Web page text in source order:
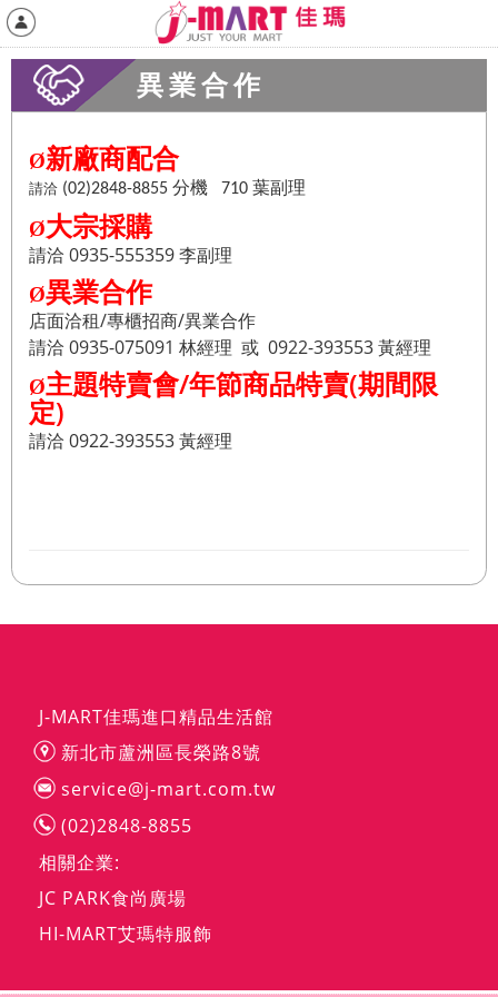
異業合作
Ø新廠商配合
請洽 (02)2848-8855 分機 710 葉副理
Ø大宗採購
請洽 0935-555359 李副理
Ø異業合作
店面洽租/專櫃招商/異業合作
請洽 0935-075091 林經理 或 0922-393553 黃經理
Ø主題特賣會/年節商品特賣(期間限
定)
請洽 0922-393553 黃經理
J-MART佳瑪進口精品生活館
新北市蘆洲區長榮路8號
service@j-mart.com.tw
(02)2848-8855
相關企業:
JC PARK食尚廣場
HI-MART艾瑪特服飾